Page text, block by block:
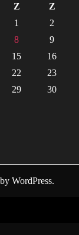
Z
Z
1
2
8
9
15
16
22
23
29
30
WordPress.